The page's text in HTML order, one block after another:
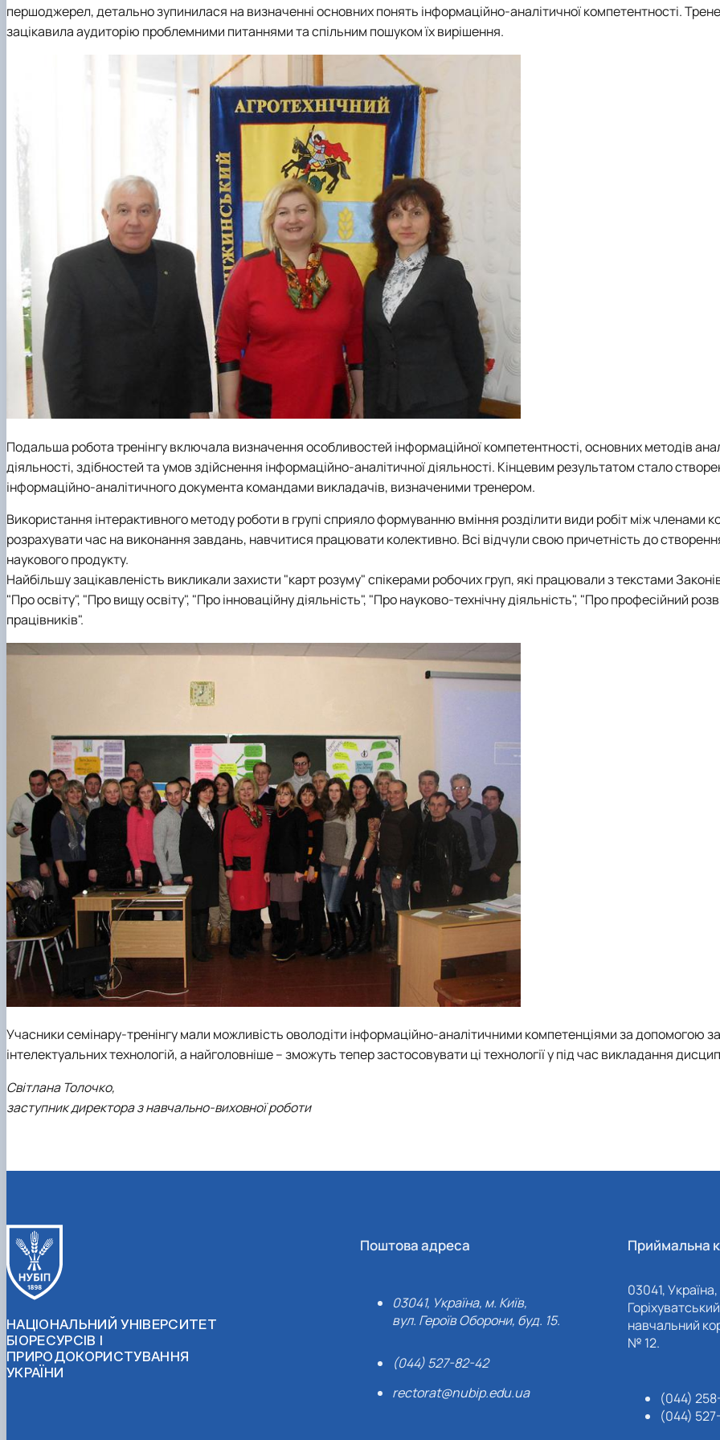
першоджерел, детально зупинилася на визначенні основних понять інформаційно-аналітичної компетентності.
зацікавила аудиторію проблемними питаннями та спільним пошуком їх вирішення.
Подальша робота тренінгу включала визначення особливостей інформаційної компетентності, основних методів
діяльності, здібностей та умов здійснення інформаційно-аналітичної діяльності. Кінцевим результатом стало
інформаційно-аналітичного документа командами викладачів, визначеними тренером.
Використання інтерактивного методу роботи в групі сприяло формуванню вміння розділити види робіт між членами
розрахувати час на виконання завдань, навчитися працювати колективно. Всі відчули свою причетність до
наукового продукту.
Найбільшу зацікавленість викликали захисти "карт розуму" спікерами робочих груп, які працювали з текстами
"Про освіту", "Про вищу освіту", "Про інноваційну діяльність", "Про науково-технічну діяльність", "Про професійний
працівників".
Учасники семінару-тренінгу мали можливість оволодіти інформаційно-аналітичними компетенціями за допомогою
інтелектуальних технологій, а найголовніше – зможуть тепер застосовувати ці технології у під час викладання
Світлана Толочко,
заступник директора з навчально-виховної роботи
НАЦІОНАЛЬНИЙ УНІВЕРСИТЕТ
БІОРЕСУРСІВ І
ПРИРОДОКОРИСТУВАННЯ
УКРАЇНИ
Поштова адреса
03041, Україна, м. Київ,
вул. Героїв Оборони, буд. 15.
(044) 527-82-42
rectorat@nubip.edu.ua
Приймальна
03041,
навчальний
№ 12.
(044)
(044)